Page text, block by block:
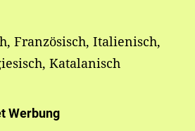
Französisch, Italienisch,
Katalanisch
Werbung